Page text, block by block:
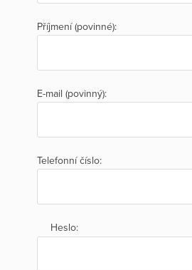
Příjmení (povinné):
E-mail (povinný):
Telefonní číslo:
Heslo: